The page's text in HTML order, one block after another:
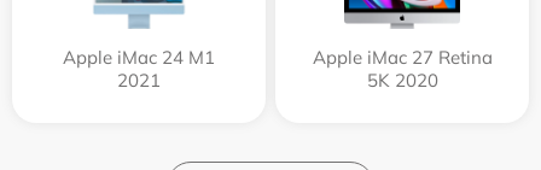
Apple iMac 24 M1
2021
Apple iMac 27 Retina
5K 2020